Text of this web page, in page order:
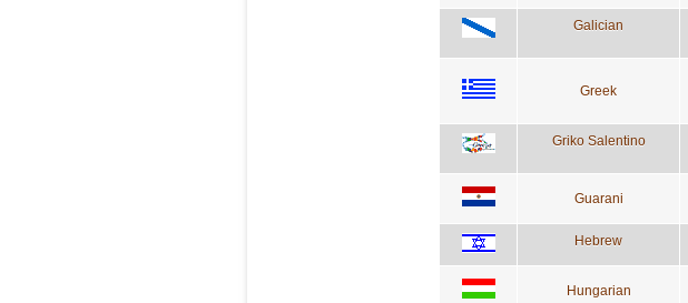
Galician
Greek
Griko Salentino
Guarani
Hebrew
Hungarian